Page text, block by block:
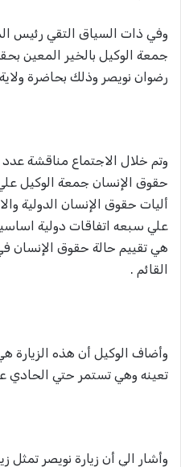
وفي ذات السياق التقي رئيس
جمعة الوكيل بالخير المعين
رضوان نويصر وذلك بحاضرة
وتم خلال الاجتماع مناقشة
حقوق الإنسان جمعة الوكيل علي
أليات حقوق الإنسان الدولية
علي سبعه اتفاقات دولية
هي تقييم حالة حقوق الإنسان
القائم .
وأضاف الوكيل أن هذه الزيارة
تعينه وهي تستمر حتي الحادي
وأشار الي أن زيارة نويصر تمثل